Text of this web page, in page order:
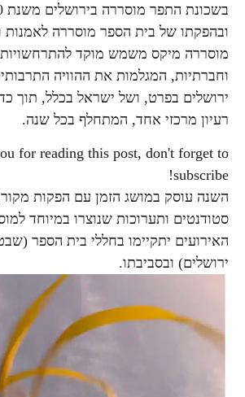
ובהפקתו של בית הספר מוסררה
מוסררה מיקס משמש מוקד להתרחשויות
וחברתיות, המגלמות את ההוויה
ירושלים בפרט, ושל ישראל בכלל, תוך
רעיון מרכזי אחד, המתחלף בכל שנה.
for reading this post, don't forget to
subscribe!
השנה עוסק במושג הזמן עם הפקות
סטודנטים ותערוכות שנוצרו במיוחד
ירושלים) ובסביבתו.